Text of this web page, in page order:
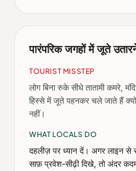
पारंपरिक जगहों में जूते
TOURIST MISSTEP
लोग बिना रुके सीधे तातामी कमरे,
हिस्से में जूते पहनकर चले जाते हैं
नहीं।
WHAT LOCALS DO
दहलीज़ पर ध्यान दें। अगर लाइन
साफ़ प्रवेश-सीढ़ी दिखे, तो अंदर